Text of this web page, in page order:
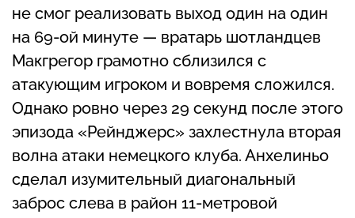
не смог реализовать выход один на один
на 69-ой минуте — вратарь шотландцев
Макгрегор грамотно сблизился с
атакующим игроком и вовремя сложился.
Однако ровно через 29 секунд после этого
эпизода «Рейнджерс» захлестнула вторая
волна атаки немецкого клуба. Анхелиньо
сделал изумительный диагональный
заброс слева в район 11-метровой